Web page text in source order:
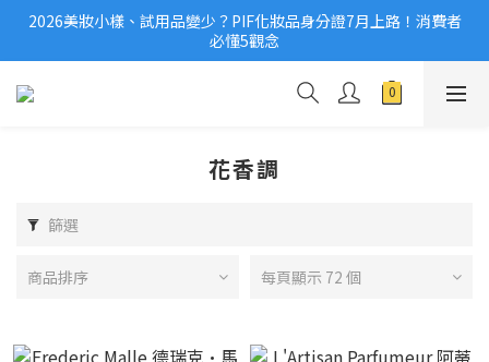
2026美妝小樣、試用品變少？PIF化妝品身分證7月上路！消費者
必懂5觀念
2026美妝小樣、試用品變少？PIF化妝品身分證7月上路！消費者
必懂5觀念
滿$1,000免運費/滿$3,000享分期0利率
美妝機會？
花香調
篩選
商品排序 每頁顯示 72 個